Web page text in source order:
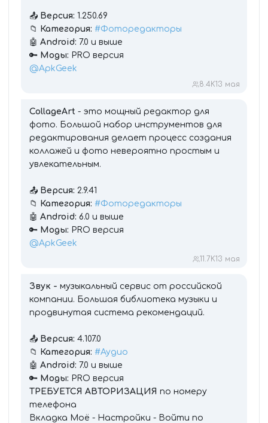
📤 Версия: 1.250.69
📁 Категория: #Фоторедакторы
🤖 Android: 7.0 и выше
🔑 Моды: PRO версия
@ApkGeek
8.4K13 мая
CollageArt - это мощный редактор для
фото. Большой набор инструментов для
редактирования делает процесс создания
коллажей и фото невероятно простым и
увлекательным.
📤 Версия: 2.9.41
📁 Категория: #Фоторедакторы
🤖 Android: 6.0 и выше
🔑 Моды: PRO версия
@ApkGeek
11.7K13 мая
Звук - музыкальный сервис от российской
компании. Большая библиотека музыки и
продвинутая система рекомендаций.
📤 Версия: 4.107.0
📁 Категория: #Аудио
🤖 Android: 7.0 и выше
🔑 Моды: PRO версия
ТРЕБУЕТСЯ АВТОРИЗАЦИЯ по номеру
телефона
Вкладка Моё - Настройки - Войти по